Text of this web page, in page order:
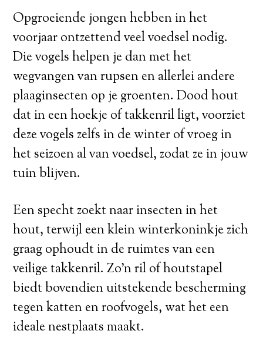
Opgroeiende jongen hebben in het
voorjaar ontzettend veel voedsel nodig.
Die vogels helpen je dan met het
wegvangen van rupsen en allerlei andere
plaaginsecten op je groenten. Dood hout
dat in een hoekje of takkenril ligt, voorziet
deze vogels zelfs in de winter of vroeg in
het seizoen al van voedsel, zodat ze in jouw
tuin blijven.
Een specht zoekt naar insecten in het
hout, terwijl een klein winterkoninkje zich
graag ophoudt in de ruimtes van een
veilige takkenril. Zo’n ril of houtstapel
biedt bovendien uitstekende bescherming
tegen katten en roofvogels, wat het een
ideale nestplaats maakt.